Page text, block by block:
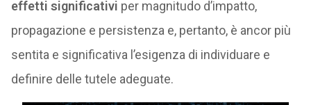
effetti significativi per magnitudo d’impatto,
propagazione e persistenza e, pertanto, è ancor più
sentita e significativa l’esigenza di individuare e
definire delle tutele adeguate.